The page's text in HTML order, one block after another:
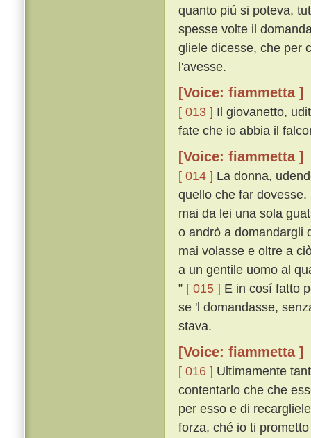
quanto piú si poteva,
spesse volte il
gliele dicesse, che per
l'avesse.
[Voice: fiammetta ]
[ 013 ] Il giovanetto,
fate che io abbia il
[Voice: fiammetta ]
[ 014 ] La donna,
quello che far
mai da lei una sola
o andrò a domandargli
mai volasse e oltre a
a un gentile uomo al
” [ 015 ] E in cosí fatto
se 'l domandasse,
stava.
[Voice: fiammetta ]
[ 016 ] Ultimamente
contentarlo che che
per esso e di
forza, ché io ti